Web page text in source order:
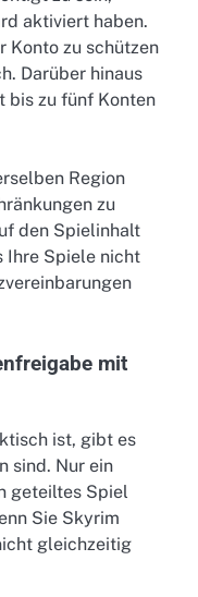
aktiviert haben.
Konto zu schützen
Darüber hinaus
bis zu fünf Konten
Region
zu
den Spielinhalt
Ihre Spiele nicht
mit
ist, gibt es
sind. Nur ein
geteiltes Spiel
Sie Skyrim
gleichzeitig